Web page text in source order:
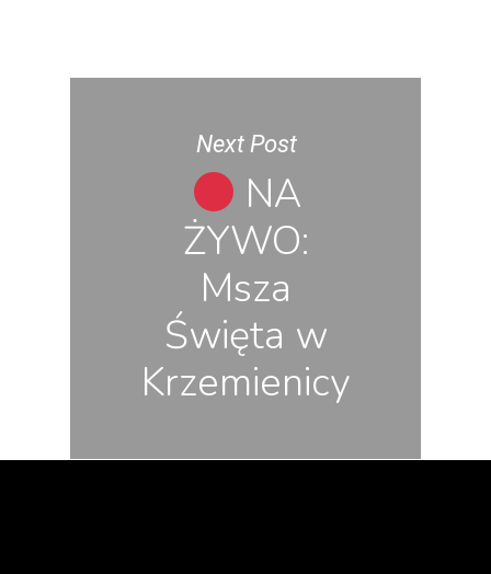
Next Post
NA
ŻYWO:
Msza
Święta w
Krzemienicy